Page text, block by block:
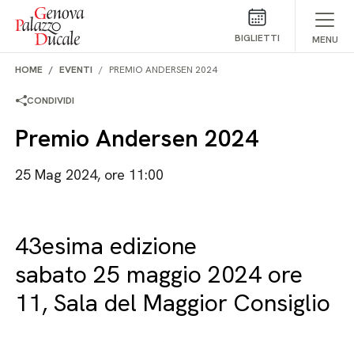
Salta al contenuto
BIGLIETTI MENU
HOME EVENTI PREMIO ANDERSEN 2024
CONDIVIDI
Premio Andersen 2024
25 Mag 2024, ore 11:00
43esima edizione
sabato 25 maggio 2024 ore
11, Sala del Maggior Consiglio